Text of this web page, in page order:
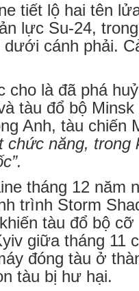
tiết lộ hai tên
lực Su-24,
dưới cánh phải.
cho là đã phá
tàu đổ bộ
Anh, tàu chiến
chức năng, trong
tháng 12 năm
trình Storm
tàu đổ bộ
giữa tháng 11
đóng tàu ở
tàu bị hư hại.